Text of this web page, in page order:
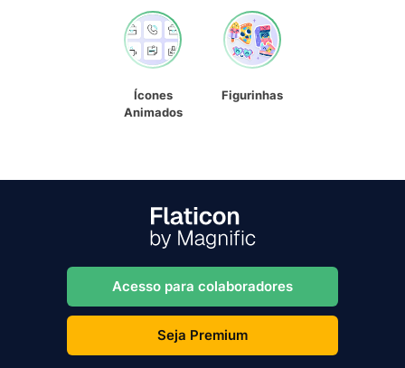
Ícones
Animados
Figurinhas
Acesso para colaboradores
Seja Premium